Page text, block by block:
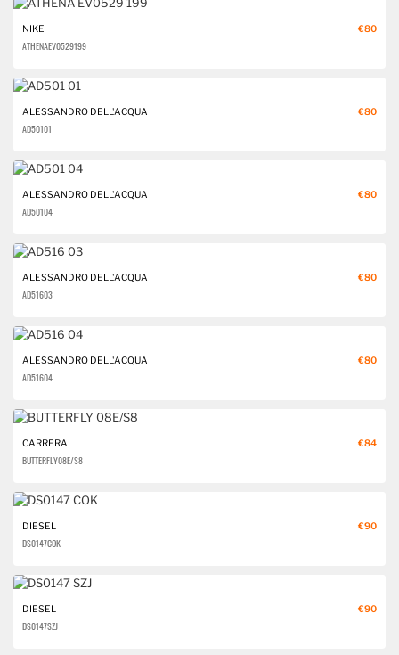
€80
NIKE
ATHENA EV0529 199
€80
ALESSANDRO DELL'ACQUA
AD501 01
€80
ALESSANDRO DELL'ACQUA
AD501 04
€80
ALESSANDRO DELL'ACQUA
AD516 03
€80
ALESSANDRO DELL'ACQUA
AD516 04
€84
CARRERA
BUTTERFLY 08E/S8
€90
DIESEL
DS0147 COK
€90
DIESEL
DS0147 SZJ